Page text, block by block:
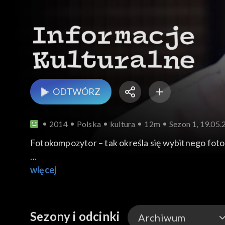
ODTWÓRZ
2014 Polska kultura 12m Sezon 1,
Fotokompozytor – tak określa się wybitnego
Znamy laureatów festiwalu Planet Plus Doc
Muzeum Chleba czy salonik Boya-Żeleńskiego.
więcej
Sezony i odcinki Archiwum